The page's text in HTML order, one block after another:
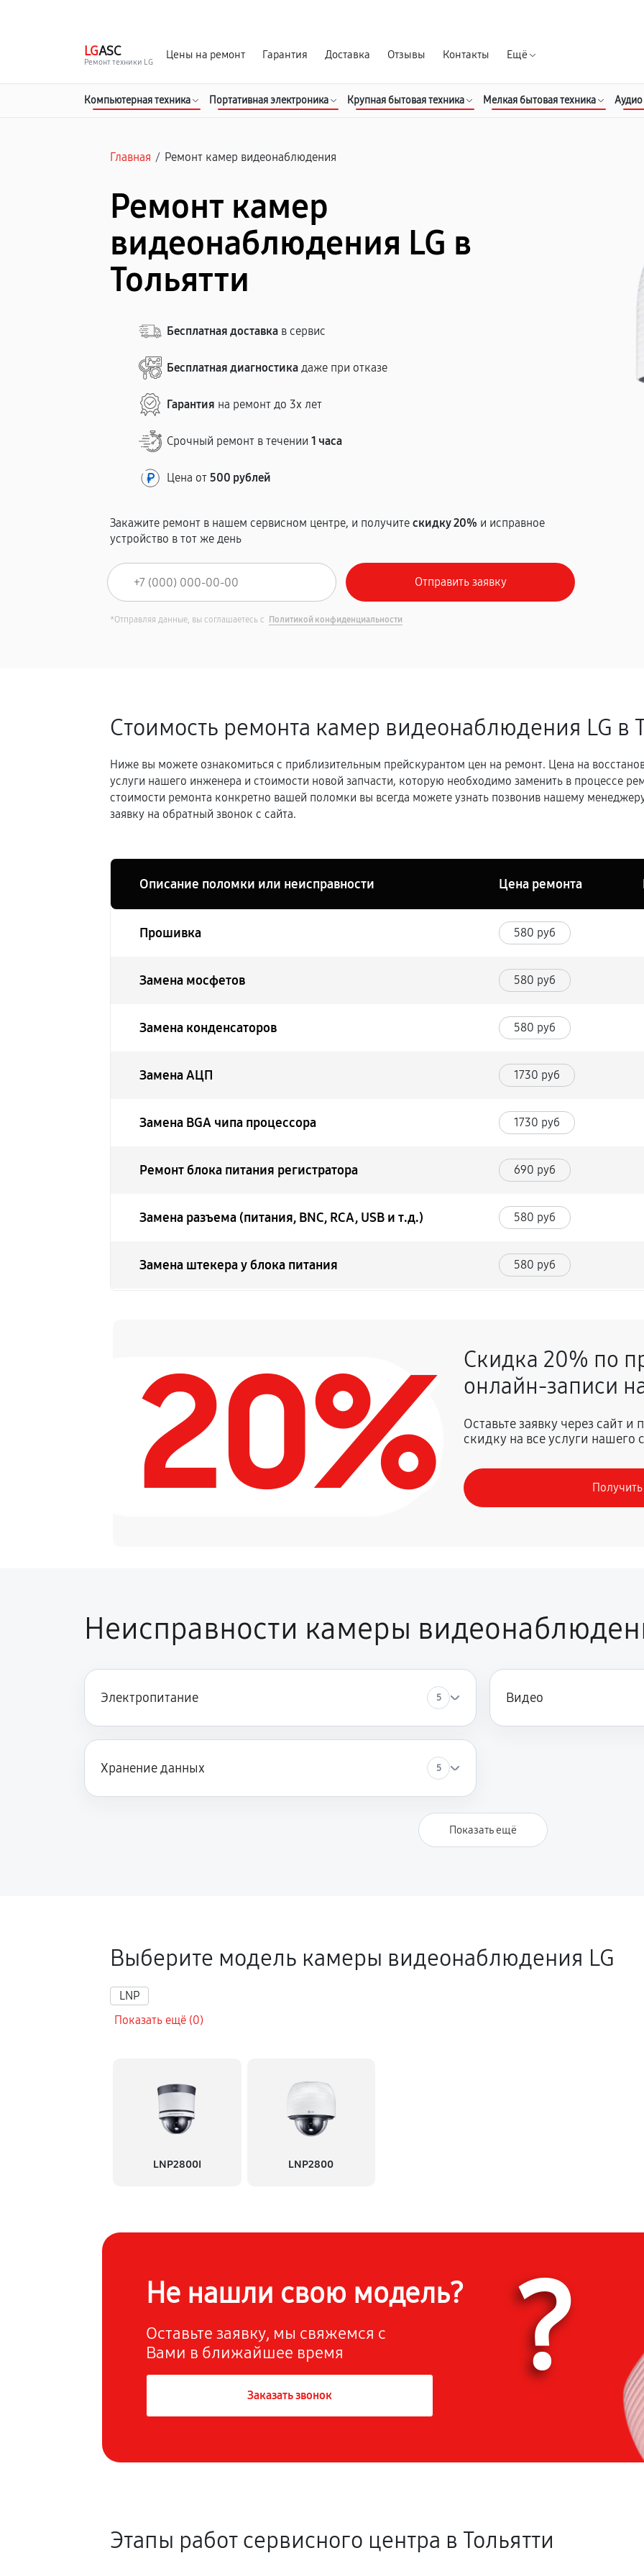
LGASC
Ремонт техники LG
Цены на ремонт Гарантия Доставка Отзывы Контакты Ещё
Компьютерная техника Портативная электроника Крупная бытовая техника Мелкая бытовая техника Аудио
Главная / Ремонт камер видеонаблюдения
Ремонт камер
видеонаблюдения LG в
Тольятти
Бесплатная доставка в сервис
Бесплатная диагностика даже при отказе
Гарантия на ремонт до 3х лет
Срочный ремонт в течении1 часа
Цена от500 рублей
Закажите ремонт в нашем сервисном центре, и получитескидку 20% и исправное
устройство в тот же день
*Отправляя данные, вы соглашаетесь с Политикой конфиденциальности
Стоимость ремонта камер видеонаблюдения LG в
Ниже вы можете ознакомиться с приблизительным прейскурантом цен на ремонт. Цена на
услуги нашего инженера и стоимости новой запчасти, которую необходимо заменить в процессе
стоимости ремонта конкретно вашей поломки вы всегда можете узнать позвонив нашему
заявку на обратный звонок с сайта.
Описание поломки или неисправности Цена ремонта
Прошивка 580 руб
Замена мосфетов 580 руб
Замена конденсаторов 580 руб
Замена АЦП 1730 руб
Замена BGA чипа процессора 1730 руб
Ремонт блока питания регистратора 690 руб
Замена разъема (питания, BNC, RCA, USB и т.д.) 580 руб
Замена штекера у блока питания 580 руб
920 руб
Исправление "китайского" русского перевода
Кастомизация интерфейса или функций IP камеры или
видеорегистратора
580 руб
20%
Скидка 20% по
онлайн-записи
Оставьте заявку через сайт
скидку на все услуги нашего
Неисправности камеры
Электропитание 5 Видео
Хранение данных 5
Показать ещё
Выберите модель камеры видеонаблюдения LG
LNP
Показать ещё (0)
LNP2800I LNP2800
Не нашли свою модель?
Оставьте заявку, мы свяжемся с
Вами в ближайшее время
Заказать звонок ?
Этапы работ сервисного центра в Тольятти